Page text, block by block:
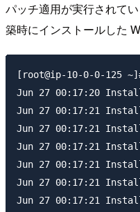
パッチ適用が実行されて
築時にインストールした
[root@ip-10-0-0-125
Jun 27 00:17:20
Jun 27 00:17:21
Jun 27 00:17:21
Jun 27 00:17:21
Jun 27 00:17:21
Jun 27 00:17:21
Jun 27 00:17:21